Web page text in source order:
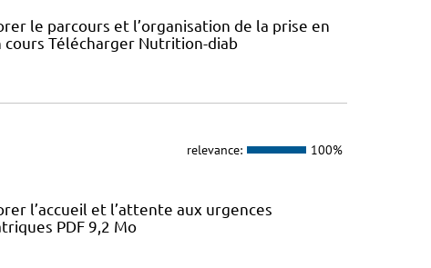
le parcours et l’organisation de la prise en
Télécharger Nutrition-diab
relevance: 100%
l’accueil et l’attente aux urgences
PDF 9,2 Mo